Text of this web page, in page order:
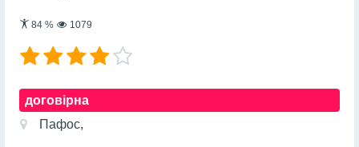
84% 1079
договірна
Пафос,